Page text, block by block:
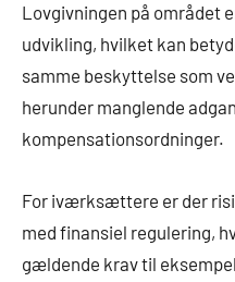
Lovgivningen på området
udvikling, hvilket kan
samme beskyttelse som
herunder manglende
kompensationsordninger.
For iværksættere er der
med finansiel regulering,
gældende krav til